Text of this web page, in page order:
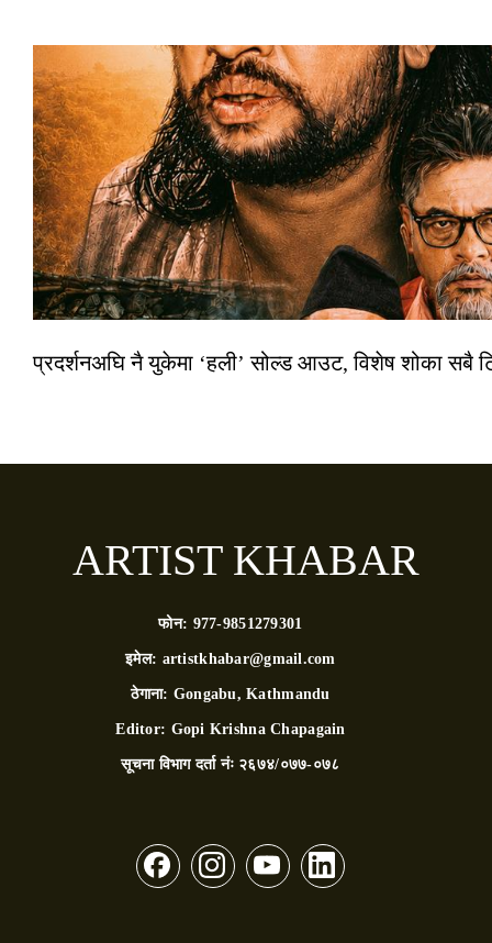
प्रदर्शनअघि नै युकेमा ‘हली’ सोल्ड आउट, विशेष शोका सबै
ARTIST KHABAR
फोन: 977-9851279301
इमेल: artistkhabar@gmail.com
ठेगाना: Gongabu, Kathmandu
Editor: Gopi Krishna Chapagain
सूचना विभाग दर्ता नंः २६७४/०७७-०७८